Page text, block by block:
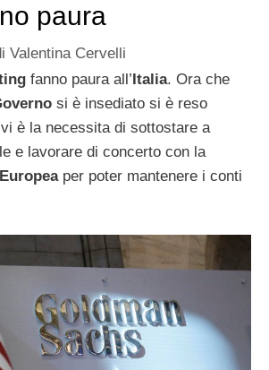
paura
Valentina Cervelli
fanno paura all’Italia. Ora che
si è insediato si è reso
è la necessita di sottostare a
e lavorare di concerto con la
per poter mantenere i conti